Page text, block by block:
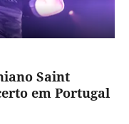
Saint
em Portugal